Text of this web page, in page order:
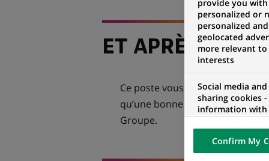
ET APRÈS ?
Ce poste vous permettra de
qu’une bonne compréhension
Groupe.
provide you with
personalized or
personalized and
geolocated
more relevant
interests
Social media
sharing cookies
information with
networks and
visualization on
of the content
external website.
Confirm My